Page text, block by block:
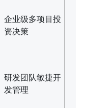
企业级多项目投
资决策
研发团队敏捷开
发管理